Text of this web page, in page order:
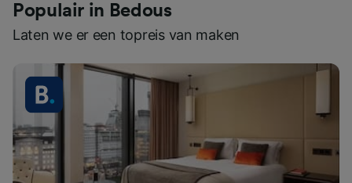
Populair in Bedous
Laten we er een topreis van maken